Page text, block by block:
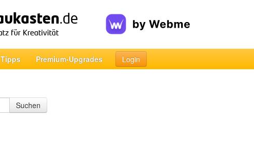
Tipps Premium-Upgrades Login
Suchen